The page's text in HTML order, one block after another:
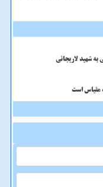
شهید لاریجانی
مقیاس است